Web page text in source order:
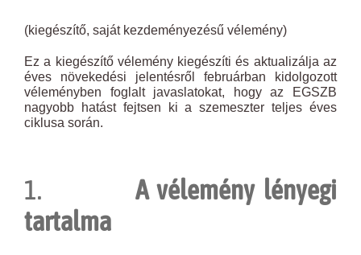
Image
(kiegészítő, saját kezdeményezésű vélemény)
Ez a kiegészítő vélemény kiegészíti és aktualizálja az
éves növekedési jelentésről februárban kidolgozott
véleményben foglalt javaslatokat, hogy az EGSZB
nagyobb hatást fejtsen ki a szemeszter teljes éves
ciklusa során.
1. A vélemény lényegi
tartalma